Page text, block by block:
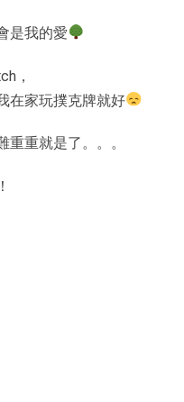
是我的愛
，
在家玩撲克牌就好
重就是了。。。